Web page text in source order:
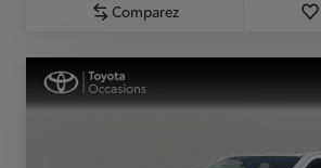
Comparez